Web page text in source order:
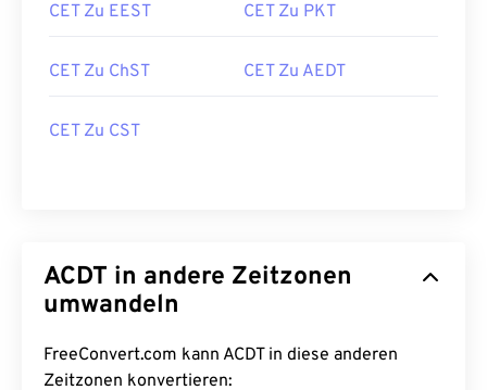
CET Zu EEST CET Zu PKT
CET Zu ChST CET Zu AEDT
CET Zu CST
ACDT in andere Zeitzonen
umwandeln
FreeConvert.com kann ACDT in diese anderen
Zeitzonen konvertieren: